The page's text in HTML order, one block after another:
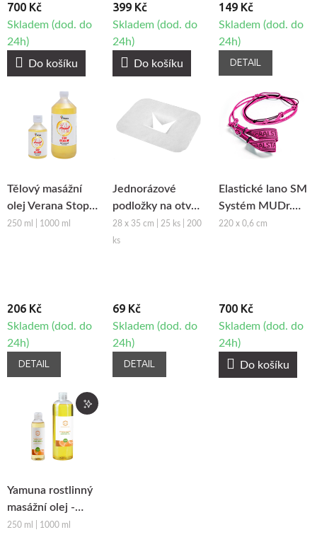
700 Kč
Skladem (dod. do
24h)
Do košíku
399 Kč
Skladem (dod. do
24h)
Do košíku
149 Kč
Skladem (dod. do
24h)
DETAIL
Tělový masážní
olej Verana Stop
Celulitidě
250 ml | 1000 ml
206 Kč
Skladem (dod. do
24h)
DETAIL
Jednorázové
podložky na otvor
obličeje z netkané
textilie Fabulo
28 x 35 cm | 25 ks | 200
ks
69 Kč
Skladem (dod. do
24h)
DETAIL
Elastické lano SM
Systém MUDr.
Smíšek - růžová
220 x 0,6 cm
700 Kč
Skladem (dod. do
24h)
Do košíku
Yamuna rostlinný
masážní olej -
Pomeranč-
250 ml | 1000 ml